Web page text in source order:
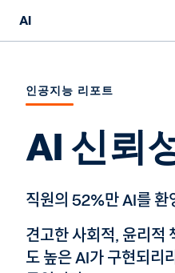
AI
Sana
Agent System of Record
가격책정
책임 있는 AI
인공지능 리포트
AI 신뢰
직원의 52%만 AI를 환
견고한 사회적, 윤리적
도 높은 AI가 구현되리